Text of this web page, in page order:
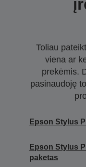
Toliau
viena ar
prekėmis.
pasinaudoję
Epson Stylus
Epson Stylus
paketas